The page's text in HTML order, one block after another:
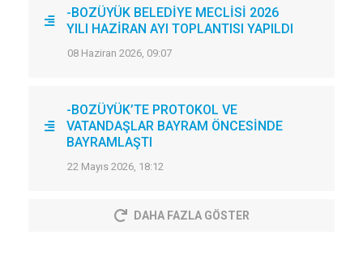
-BOZÜYÜK BELEDİYE MECLİSİ 2026
YILI HAZİRAN AYI TOPLANTISI YAPILDI
08 Haziran 2026, 09:07
-BOZÜYÜK’TE PROTOKOL VE
VATANDAŞLAR BAYRAM ÖNCESİNDE
BAYRAMLAŞTI
22 Mayıs 2026, 18:12
DAHA FAZLA GÖSTER